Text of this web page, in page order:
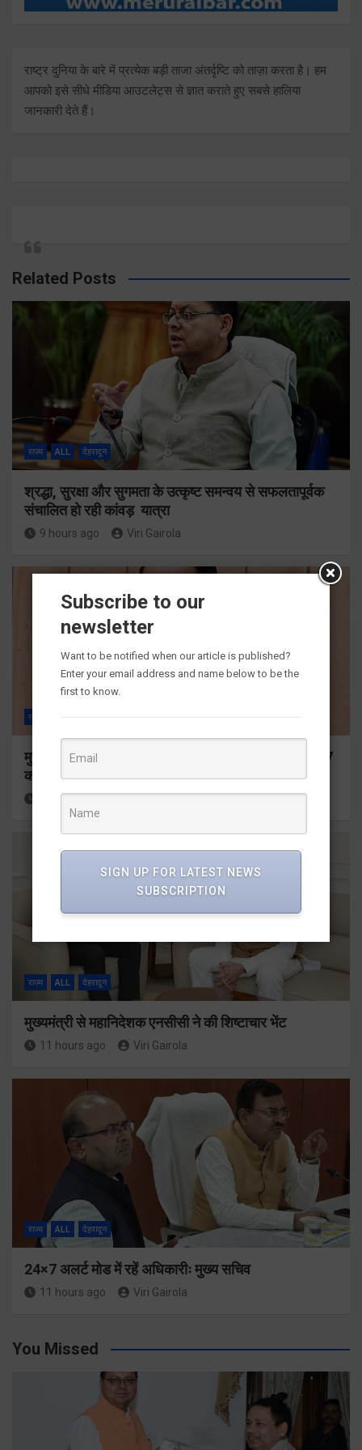
राष्ट्र दुनिया के बारे में प्रत्येक बड़ी ताजा अंतर्दृष्टि को ताज़ा करता है। हम
आपको इसे सीधे मीडिया आउटलेट्स से ज्ञात कराते हुए सबसे हालिया
जानकारी देते हैं।
Related Posts
राज्य ALL देहरादून
श्रद्धा, सुरक्षा और सुगमता के उत्कृष्ट समन्वय से सफलतापूर्वक
संचालित हो रही कांवड़ यात्रा
9 hours ago Viri Gairola
राज्य
मुख्यमंत्री ने प्रदान की विभिन्न विकास योजनाओं के लिए 1967
करोड़ की वित्तीय स्वीकृति
9 hours ago
राज्य ALL देहरादून
मुख्यमंत्री से महानिदेशक एनसीसी ने की शिष्टाचार भेंट
11 hours ago Viri Gairola
राज्य ALL देहरादून
24×7 अलर्ट मोड में रहें अधिकारीः मुख्य सचिव
11 hours ago Viri Gairola
You Missed
Subscribe to our
newsletter
Want to be notified when our article is published?
Enter your email address and name below to be the
first to know.
SIGN UP FOR LATEST NEWS
SUBSCRIPTION